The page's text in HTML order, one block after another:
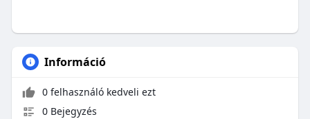
Információ
0 felhasználó kedveli ezt
0 Bejegyzés